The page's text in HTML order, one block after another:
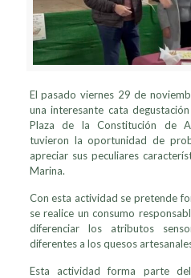
El pasado viernes 29 de
una interesante cata
Plaza de la Constitución de
tuvieron la oportunidad de
apreciar sus peculiares
Marina.
Con esta actividad se pretende
se realice un consumo
diferenciar los atributos
diferentes a los quesos
Esta actividad forma parte